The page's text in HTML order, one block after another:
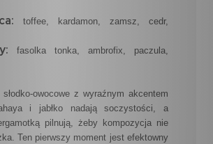
toffee, kardamon, zamsz, cedr,
fasolka tonka, ambrofix, paczula,
owocowe z wyraźnym akcentem
i jabłko nadają soczystości, a
pilnują, żeby kompozycja nie
Ten pierwszy moment jest efektowny